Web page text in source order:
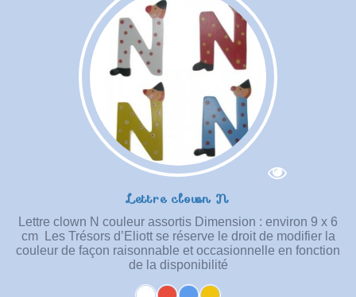
Lettre clown N
Lettre clown N couleur assortis Dimension : environ 9 x 6
cm Les Trésors d’Eliott se réserve le droit de modifier la
couleur de façon raisonnable et occasionnelle en fonction
de la disponibilité